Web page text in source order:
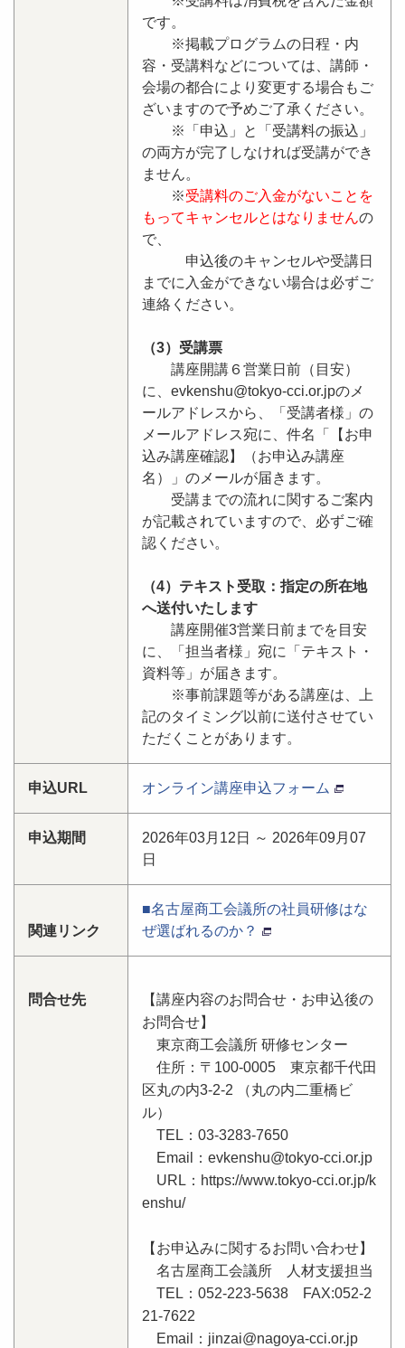
です。
※掲載プログラムの日程・内
容・受講料などについては、講師・
会場の都合により変更する場合もご
ざいますので予めご了承ください。
※「申込」と「受講料の振込」
の両方が完了しなければ受講ができ
ません。
※受講料のご入金がないことを
もってキャンセルとはなりませんの
で、
申込後のキャンセルや受講日
までに入金ができない場合は必ずご
連絡ください。
（3）受講票
講座開講６営業日前（目安）
に、evkenshu@tokyo-cci.or.jpのメ
ールアドレスから、「受講者様」の
メールアドレス宛に、件名「【お申
込み講座確認】（お申込み講座
名）」のメールが届きます。
受講までの流れに関するご案内
が記載されていますので、必ずご確
認ください。
（4）テキスト受取：指定の所在地
へ送付いたします
講座開催3営業日前までを目安
に、「担当者様」宛に「テキスト・
資料等」が届きます。
※事前課題等がある講座は、上
記のタイミング以前に送付させてい
ただくことがあります。
申込URL オンライン講座申込フォーム
申込期間
2026年03月12日 ～ 2026年09月07
日
関連リンク
■名古屋商工会議所の社員研修はな
ぜ選ばれるのか？
問合せ先
【講座内容のお問合せ・お申込後の
お問合せ】
東京商工会議所 研修センター
住所：〒100-0005 東京都千代田
区丸の内3-2-2 （丸の内二重橋ビ
ル）
TEL：03-3283-7650
Email：evkenshu@tokyo-cci.or.jp
URL：https://www.tokyo-cci.or.jp/k
enshu/
【お申込みに関するお問い合わせ】
名古屋商工会議所 人材支援担当
TEL：052-223-5638 FAX:052-2
21-7622
Email：jinzai@nagoya-cci.or.jp